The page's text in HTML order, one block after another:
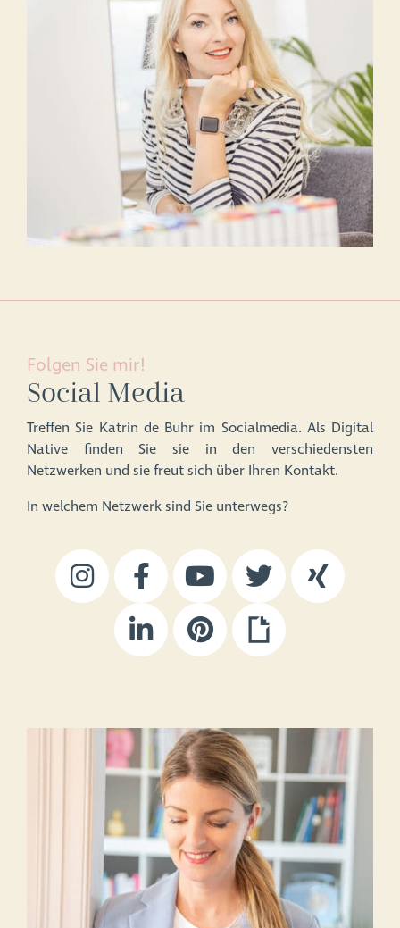
Folgen Sie mir!
Social Media
Treffen Sie Katrin de Buhr im Socialmedia. Als Digital
Native finden Sie sie in den verschiedensten
Netzwerken und sie freut sich über Ihren Kontakt.
In welchem Netzwerk sind Sie unterwegs?